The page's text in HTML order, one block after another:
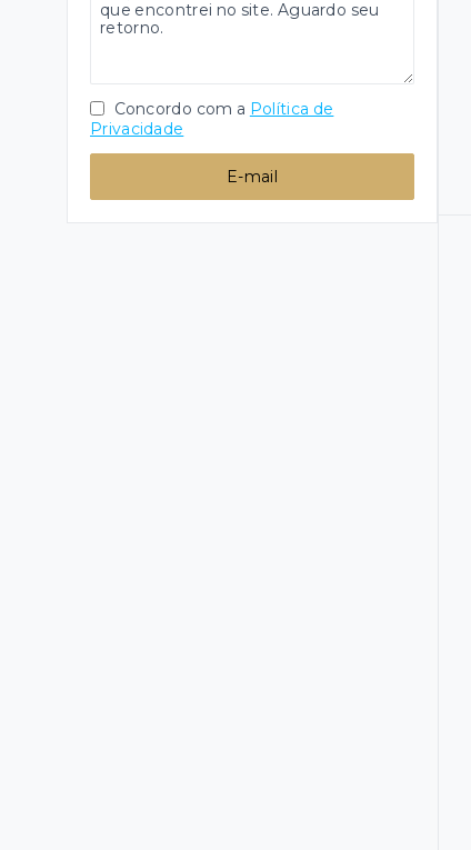
Concordo com a Política de
Privacidade
E-mail